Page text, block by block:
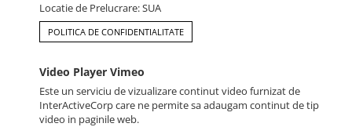
Locatie de Prelucrare: SUA
POLITICA DE CONFIDENTIALITATE
Video Player Vimeo
Este un serviciu de vizualizare continut video furnizat de
InterActiveCorp care ne permite sa adaugam continut de tip
video in paginile web.